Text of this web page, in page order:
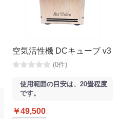
空気活性機 DCキューブ v3
(0件)
使用範囲の目安は、20畳程度
です。
￥49,500